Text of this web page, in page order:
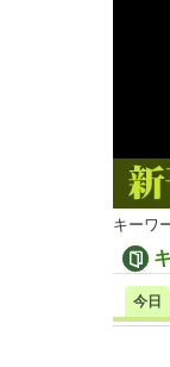
キーワ
今日